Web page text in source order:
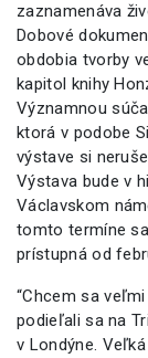
zaznamenáva
Dobové
obdobia tvorby
kapitol knihy
Významnou
ktorá v podobe
výstave si
Výstava bude v
Václavskom
tomto termíne
prístupná od
“Chcem sa
podieľali sa na
v Londýne.